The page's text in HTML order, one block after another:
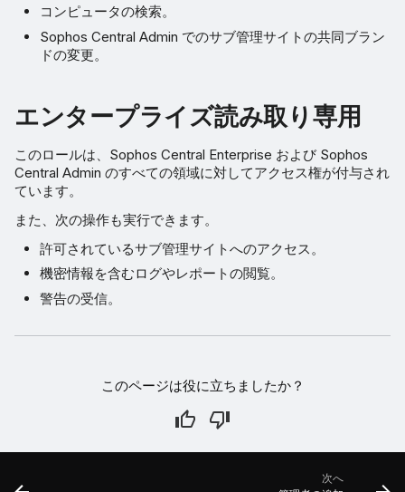
コンピュータの検索。
Sophos Central Admin でのサブ管理サイトの共同ブラン
ドの変更。
エンタープライズ読み取り専用
このロールは、Sophos Central Enterprise および Sophos
Central Admin のすべての領域に対してアクセス権が付与され
ています。
また、次の操作も実行できます。
許可されているサブ管理サイトへのアクセス。
機密情報を含むログやレポートの閲覧。
警告の受信。
このページは役に立ちましたか？
次へ